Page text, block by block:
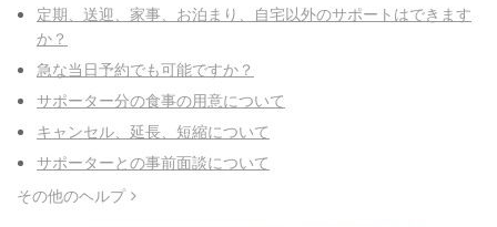
定期、送迎、家事、お泊まり、自宅以外のサポートはできます
か？
急な当日予約でも可能ですか？
サポーター分の食事の用意について
キャンセル、延長、短縮について
サポーターとの事前面談について
その他のヘルプ